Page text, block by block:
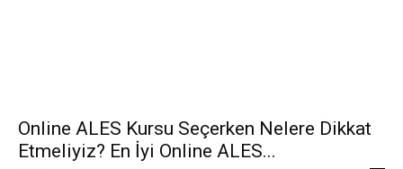
Online ALES Kursu Seçerken Nelere Dikkat
Etmeliyiz? En İyi Online ALES...